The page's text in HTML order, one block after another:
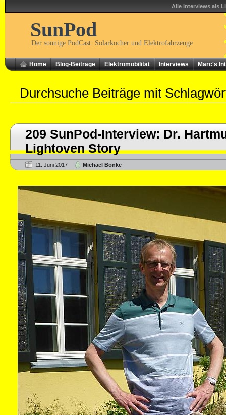
Alle Interviews als
SunPod
Der sonnige PodCast: Solarkocher und Elektrofahrzeuge
Home Blog-Beiträge Elektromobilität Interviews Marc's
Durchsuche Beiträge mit
209 SunPod-Interview: Dr.
Lightoven Story
11. Juni 2017 Michael Bonke